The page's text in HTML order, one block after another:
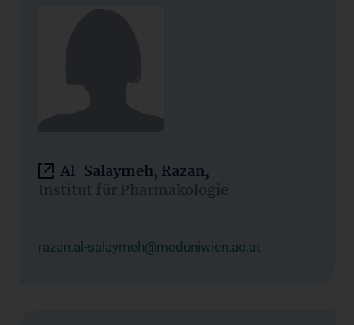
Al-Salaymeh, Razan,
Institut für Pharmakologie
razan.al-salaymeh@meduniwien.ac.at